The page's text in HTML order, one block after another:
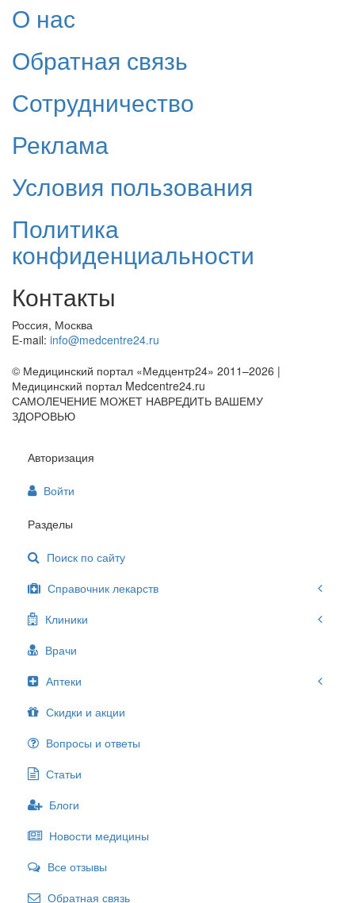
О нас
Обратная связь
Сотрудничество
Реклама
Условия пользования
Политика
конфиденциальности
Контакты
Россия, Москва
E-mail: info@medcentre24.ru
© Медицинский портал «Медцентр24» 2011–2026 |
Медицинский портал Medcentre24.ru
САМОЛЕЧЕНИЕ МОЖЕТ НАВРЕДИТЬ ВАШЕМУ
ЗДОРОВЬЮ
Авторизация
Войти
Разделы
Поиск по сайту
Справочник лекарств
Клиники
Врачи
Аптеки
Скидки и акции
Вопросы и ответы
Статьи
Блоги
Новости медицины
Все отзывы
Обратная связь